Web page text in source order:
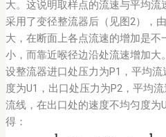
大。这说明取样点的流速与平均流
采用了变径整流器后（见图2），
大，在断面上各点流速的增加是不
小，而靠近喉径边沿处流速增加大。
设整流器进口处压力为P1，平均
度为U1，出口处压力为P2，平均
流线，在出口处的速度不均匀度为
得：